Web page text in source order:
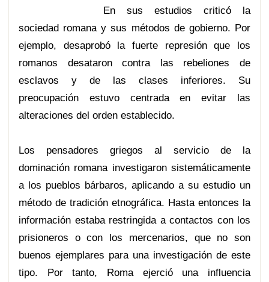
En sus estudios criticó la
sociedad romana y sus métodos de gobierno. Por
ejemplo, desaprobó la fuerte represión que los
romanos desataron contra las rebeliones de
esclavos y de las clases inferiores. Su
preocupación estuvo centrada en evitar las
alteraciones del orden establecido.
Los pensadores griegos al servicio de la
dominación romana investigaron sistemáticamente
a los pueblos bárbaros, aplicando a su estudio un
método de tradición etnográfica. Hasta entonces la
información estaba restringida a contactos con los
prisioneros o con los mercenarios, que no son
buenos ejemplares para una investigación de este
tipo. Por tanto, Roma ejerció una influencia